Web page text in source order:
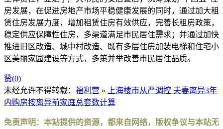
房发展，在促进房地产市场平稳健康发展的同时，通过加大租
赁住房发展力度，增加租赁住房有效供应，完善长租房政策，
稳定供应保障性住房，多渠道满足市民居住需求；并通过加快
推进旧区改造、城中村改造、既有多层住房加装电梯和住宅小
区美丽家园建设等方式，多策并举改善市民居住品质。
赞(0)
未经允许不得转载： 福利营 »
上海楼市从严调控 夫妻离异3年
内购房按离异前家庭总套数计算
免责声明：本站提供的资源，都来自网络，版权争议与本站无